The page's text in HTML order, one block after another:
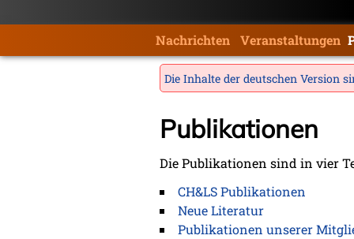
überspringen
Nachrichten Veranstaltungen
Die Inhalte der deutschen Version
Publikationen
Die Publikationen sind in vier
CH&LS Publikationen
Neue Literatur
Publikationen unserer